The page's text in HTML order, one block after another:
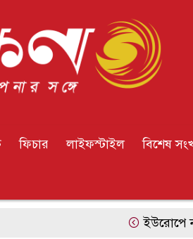
ফিচার লাইফস্টাইল বিশেষ
ইউরোপে নতুন উত্তেজনার